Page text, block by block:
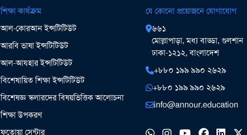
শিক্ষা কার্যক্রম
আল-কোরআন ইন্সটিটিউট
আরবি ভাষা ইন্সটিটিউট
আল-আযহার ইন্সটিটিউট
বিশেষায়িত শিক্ষা ইন্সটিটিউট
বিশেষজ্ঞ স্কলারদের বিষয়ভিত্তিক আলোচনা
শিক্ষা উপকরণ
ফতোয়া সেন্টার
যে কোনো প্রয়োজনে যোগাযোগ
৬৬১
মোল্লাপাড়া, মধ্য বাড্ডা, গুলশান
ঢাকা-১২১২, বাংলাদেশ
+৮৮০ ১৯৯ ৯৯০ ২৬২৯
+৮৮০ ১৯৯ ৯৯০ ২৬২৯
info@annour.education